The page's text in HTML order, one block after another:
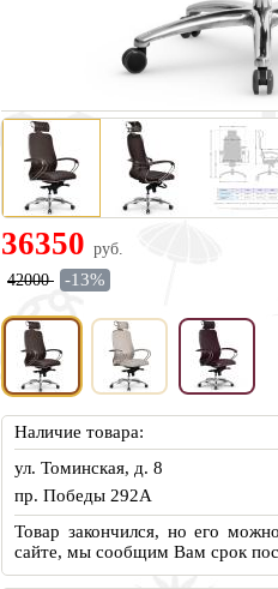
36350 руб.
42000 -13%
Наличие товара:
ул. Томинская, д. 8
пр. Победы 292А
Товар закончился, но его
сайте, мы сообщим Вам срок